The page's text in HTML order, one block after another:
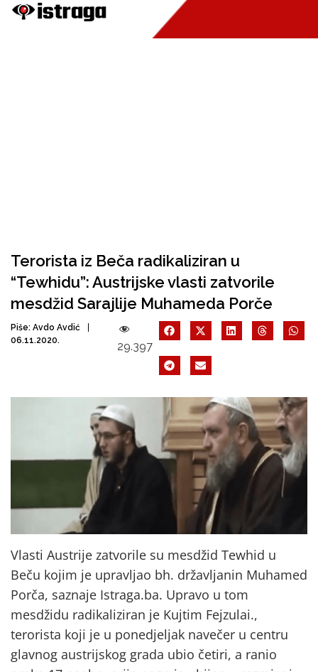
Terorista iz Beča radikaliziran u
“Tewhidu”: Austrijske vlasti zatvorile
mesdžid Sarajlije Muhameda Porče
Piše: Avdo Avdić
06.11.2020.
29.397
Vlasti Austrije zatvorile su mesdžid Tewhid u
Beču kojim je upravljao bh. državljanin Muhamed
Porča, saznaje Istraga.ba. Upravo u tom
mesdžidu radikaliziran je Kujtim Fejzulai.,
terorista koji je u ponedjeljak navečer u centru
glavnog austrijskog grada ubio četiri, a ranio